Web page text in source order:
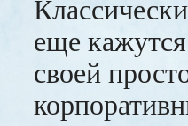
еще
своей